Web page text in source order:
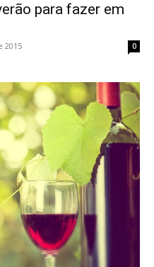
para fazer em
2015 0